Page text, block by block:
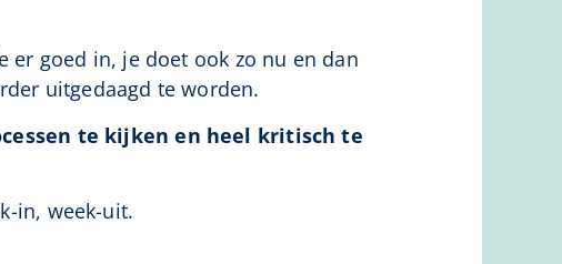
er goed in, je doet ook zo nu en dan
uitgedaagd te worden.
te kijken en heel kritisch te
in, week-uit.